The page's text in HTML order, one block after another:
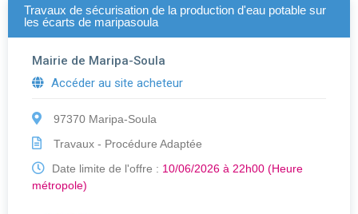
Travaux de sécurisation de la production d'eau potable sur
les écarts de maripasoula
Mairie de Maripa-Soula
Accéder au site acheteur
97370 Maripa-Soula
Travaux - Procédure Adaptée
Date limite de l'offre : 10/06/2026 à 22h00 (Heure
métropole)